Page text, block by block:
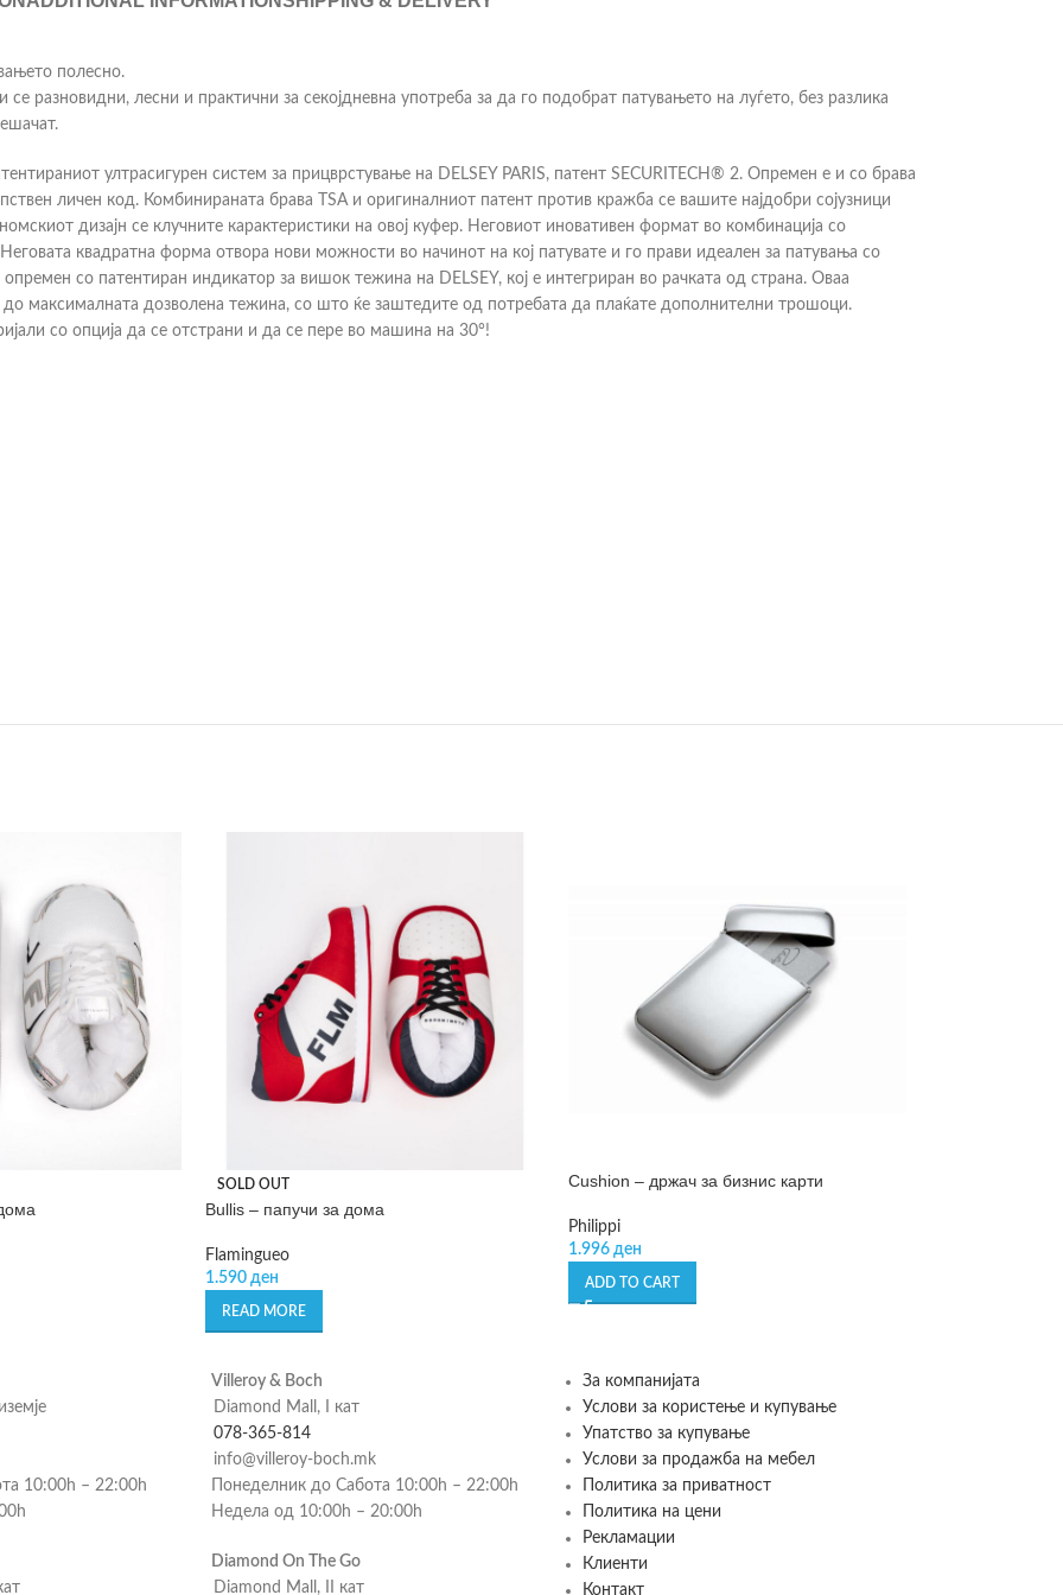
полесно.
разновидни, лесни и практични за секојдневна употреба за да го подобрат патувањето на луѓето, без разлика
ултрасигурен систем за прицврстување на DELSEY PARIS, патент SECURITECH® 2. Опремен е и со брава
личен код. Комбинираната брава TSA и оригиналниот патент против кражба се вашите најдобри сојузници
дизајн се клучните карактеристики на овој куфер. Неговиот иновативен формат во комбинација со
квадратна форма отвора нови можности во начинот на кој патувате и го прави идеален за патувања со
со патентиран индикатор за вишок тежина на DELSEY, кој е интегриран во рачката од страна. Оваа
максималната дозволена тежина, со што ќе заштедите од потребата да плаќате дополнителни трошоци.
со опција да се отстрани и да се пере во машина на 30°!
SOLD OUT
Bullis – папучи за дома
Flamingueo
1.590 ден
READ MORE
Cushion – држач за бизнис карти
Philippi
1.996 ден
ADD TO CART
10:00h – 22:00h
Villeroy & Boch
Diamond Mall, I кат
078-365-814
info@villeroy-boch.mk
Понеделник до Сабота 10:00h – 22:00h
Недела од 10:00h – 20:00h
Diamond On The Go
Diamond Mall, II кат
За компанијата
Услови за користење и купување
Упатство за купување
Услови за продажба на мебел
Политика за приватност
Политика на цени
Рекламации
Клиенти
Контакт